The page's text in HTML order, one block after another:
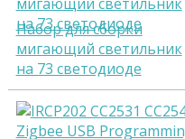
Набор для сборки
мигающий светильник
на 73 светодиоде